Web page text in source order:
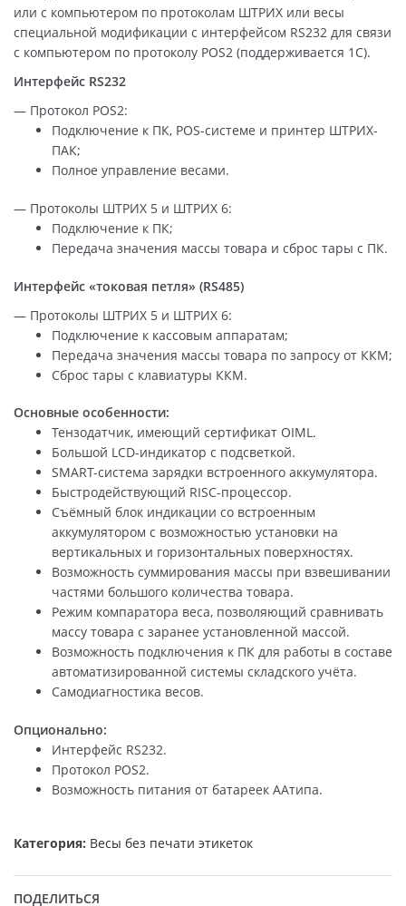
или с компьютером по протоколам ШТРИХ или весы
специальной модификации с интерфейсом RS232 для связи
с компьютером по протоколу POS2 (поддерживается 1С).
Интерфейс RS232
— Протокол POS2:
Подключение к ПК, POS-системе и принтер ШТРИХ-
ПАК;
Полное управление весами.
— Протоколы ШТРИХ 5 и ШТРИХ 6:
Подключение к ПК;
Передача значения массы товара и сброс тары с ПК.
Интерфейс «токовая петля» (RS485)
— Протоколы ШТРИХ 5 и ШТРИХ 6:
Подключение к кассовым аппаратам;
Передача значения массы товара по запросу от ККМ;
Сброс тары с клавиатуры ККМ.
Основные особенности:
Тензодатчик, имеющий сертификат OIML.
Большой LCD-индикатор с подсветкой.
SMART-cистема зарядки встроенного аккумулятора.
Быстродействующий RISC-процессор.
Съёмный блок индикации со встроенным
аккумулятором с возможностью установки на
вертикальных и горизонтальных поверхностях.
Возможность суммирования массы при взвешивании
частями большого количества товара.
Режим компаратора веса, позволяющий сравнивать
массу товара с заранее установленной массой.
Возможность подключения к ПК для работы в составе
автоматизированной системы складского учёта.
Самодиагностика весов.
Опционально:
Интерфейс RS232.
Протокол POS2.
Возможность питания от батареек AAтипа.
Категория: Весы без печати этикеток
ПОДЕЛИТЬСЯ